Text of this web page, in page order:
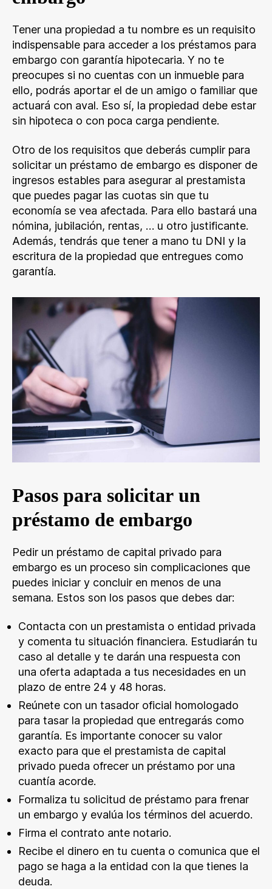
Tener una propiedad a tu nombre es un requisito
indispensable para acceder a los préstamos para
embargo con garantía hipotecaria. Y no te
preocupes si no cuentas con un inmueble para
ello, podrás aportar el de un amigo o familiar que
actuará con aval. Eso sí, la propiedad debe estar
sin hipoteca o con poca carga pendiente.
Otro de los requisitos que deberás cumplir para
solicitar un préstamo de embargo es disponer de
ingresos estables para asegurar al prestamista
que puedes pagar las cuotas sin que tu
economía se vea afectada. Para ello bastará una
nómina, jubilación, rentas, … u otro justificante.
Además, tendrás que tener a mano tu DNI y la
escritura de la propiedad que entregues como
garantía.
Pasos para solicitar un
préstamo de embargo
Pedir un préstamo de capital privado para
embargo es un proceso sin complicaciones que
puedes iniciar y concluir en menos de una
semana. Estos son los pasos que debes dar:
Contacta con un prestamista o entidad privada
y comenta tu situación financiera. Estudiarán tu
caso al detalle y te darán una respuesta con
una oferta adaptada a tus necesidades en un
plazo de entre 24 y 48 horas.
Reúnete con un tasador oficial homologado
para tasar la propiedad que entregarás como
garantía. Es importante conocer su valor
exacto para que el prestamista de capital
privado pueda ofrecer un préstamo por una
cuantía acorde.
Formaliza tu solicitud de préstamo para frenar
un embargo y evalúa los términos del acuerdo.
Firma el contrato ante notario.
Recibe el dinero en tu cuenta o comunica que el
pago se haga a la entidad con la que tienes la
deuda.